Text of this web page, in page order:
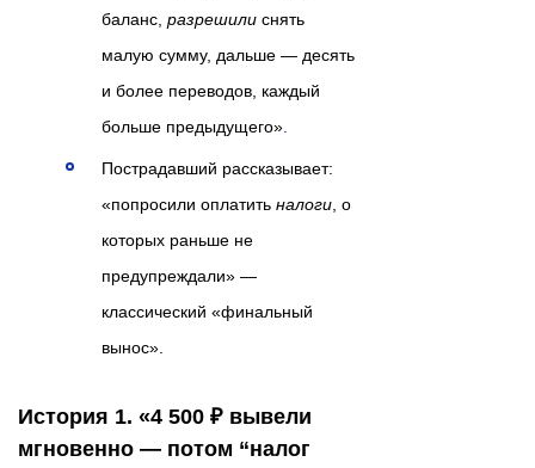
баланс, разрешили снять
малую сумму, дальше — десять
и более переводов, каждый
больше предыдущего».
Пострадавший рассказывает:
«попросили оплатить налоги, о
которых раньше не
предупреждали» —
классический «финальный
вынос».
История 1. «4 500 ₽ вывели
мгновенно — потом “налог